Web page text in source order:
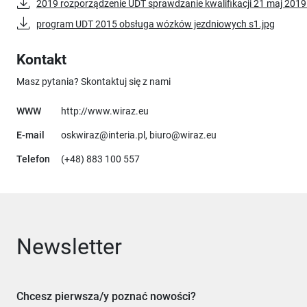
2019 rozporządzenie UDT sprawdzanie kwalifikacji 21 maj
program UDT 2015 obsługa wózków jezdniowych s1.jpg
Kontakt
Masz pytania? Skontaktuj się z nami
WWW http://www.wiraz.eu
E-mail oskwiraz@interia.pl, biuro@wiraz.eu
Telefon (+48) 883 100 557
Newsletter
Chcesz pierwsza/y poznać nowości?